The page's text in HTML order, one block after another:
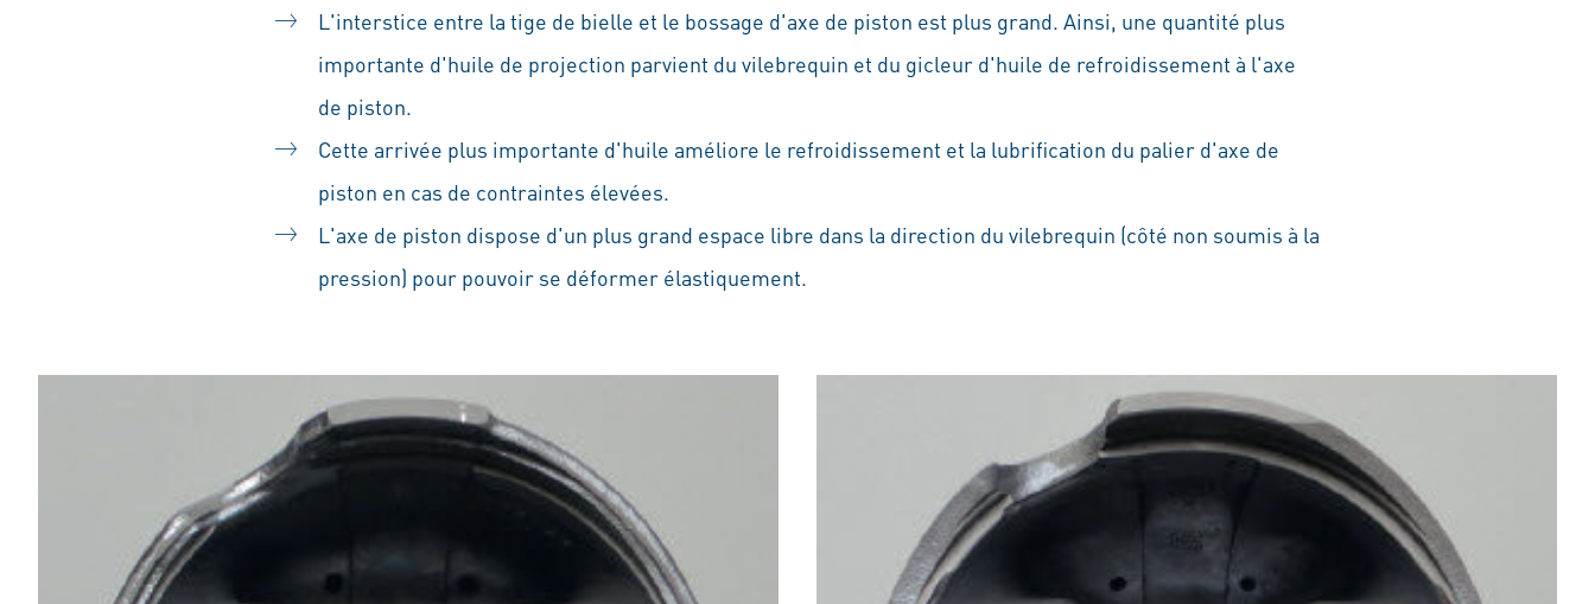
L'interstice entre la tige de bielle et le bossage d'axe de piston est plus grand. Ainsi, une quantité plus
importante d'huile de projection parvient du vilebrequin et du gicleur d'huile de refroidissement à l'axe
de piston.
Cette arrivée plus importante d'huile améliore le refroidissement et la lubrification du palier d'axe de
piston en cas de contraintes élevées.
L'axe de piston dispose d'un plus grand espace libre dans la direction du vilebrequin (côté non soumis à la
pression) pour pouvoir se déformer élastiquement.